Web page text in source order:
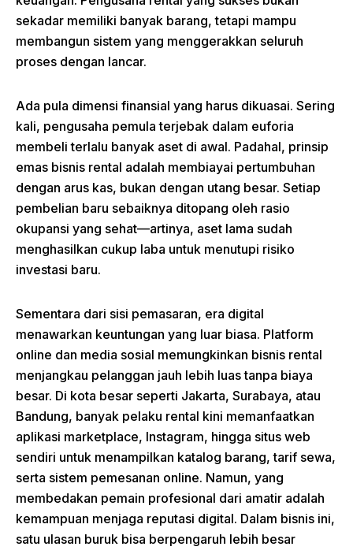
sekadar memiliki banyak barang, tetapi mampu
membangun sistem yang menggerakkan seluruh
proses dengan lancar.
Ada pula dimensi finansial yang harus dikuasai. Sering
kali, pengusaha pemula terjebak dalam euforia
membeli terlalu banyak aset di awal. Padahal, prinsip
emas bisnis rental adalah membiayai pertumbuhan
dengan arus kas, bukan dengan utang besar. Setiap
pembelian baru sebaiknya ditopang oleh rasio
okupansi yang sehat—artinya, aset lama sudah
menghasilkan cukup laba untuk menutupi risiko
investasi baru.
Sementara dari sisi pemasaran, era digital
menawarkan keuntungan yang luar biasa. Platform
online dan media sosial memungkinkan bisnis rental
menjangkau pelanggan jauh lebih luas tanpa biaya
besar. Di kota besar seperti Jakarta, Surabaya, atau
Bandung, banyak pelaku rental kini memanfaatkan
aplikasi marketplace, Instagram, hingga situs web
sendiri untuk menampilkan katalog barang, tarif sewa,
serta sistem pemesanan online. Namun, yang
membedakan pemain profesional dari amatir adalah
kemampuan menjaga reputasi digital. Dalam bisnis ini,
satu ulasan buruk bisa berpengaruh lebih besar